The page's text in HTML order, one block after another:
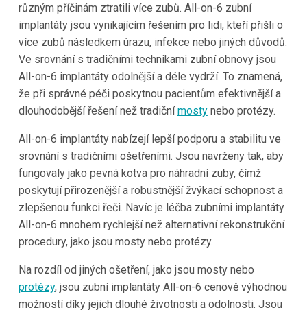
různým příčinám ztratili více zubů. All-on-6 zubní
implantáty jsou vynikajícím řešením pro lidi, kteří přišli o
více zubů následkem úrazu, infekce nebo jiných důvodů.
Ve srovnání s tradičními technikami zubní obnovy jsou
All-on-6 implantáty odolnější a déle vydrží. To znamená,
že při správné péči poskytnou pacientům efektivnější a
dlouhodobější řešení než tradičnímostynebo protézy.
All-on-6 implantáty nabízejí lepší podporu a stabilitu ve
srovnání s tradičními ošetřeními. Jsou navrženy tak, aby
fungovaly jako pevná kotva pro náhradní zuby, čímž
poskytují přirozenější a robustnější žvýkací schopnost a
zlepšenou funkci řeči. Navíc je léčba zubními implantáty
All-on-6 mnohem rychlejší než alternativní rekonstrukční
procedury, jako jsou mosty nebo protézy.
Na rozdíl od jiných ošetření, jako jsou mosty nebo
protézy, jsou zubní implantáty All-on-6 cenově výhodnou
možností díky jejich dlouhé životnosti a odolnosti. Jsou